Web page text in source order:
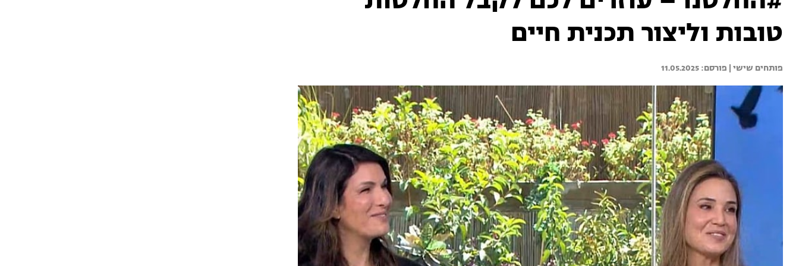
טובות וליצור תכנית חיים
פותחים שישי | 11.05.2025